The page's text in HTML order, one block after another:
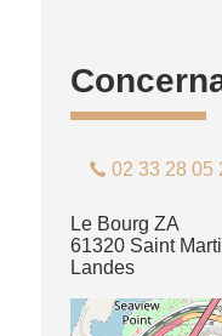
02 33 28 05
Le Bourg ZA
61320 Saint
Landes